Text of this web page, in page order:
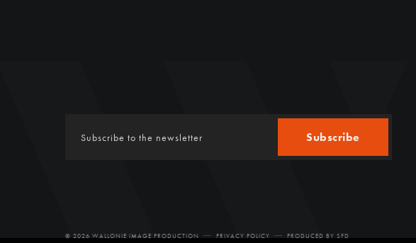
Subscribe
© 2026 WALLONIE IMAGE PRODUCTION PRIVACY POLICY PRODUCED BY SFD